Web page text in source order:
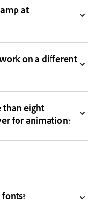
at
on a different
than eight
for animation?